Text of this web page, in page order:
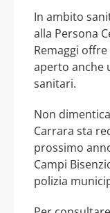
In ambito
alla Persona
Remaggi
aperto anche
sanitari.
Non
Carrara sta
prossimo
Campi
polizia